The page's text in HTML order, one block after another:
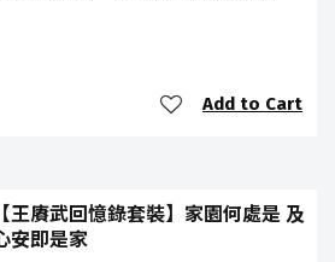
Add to Cart
【王賡武回憶錄套裝】家園何處是 及
安即是家